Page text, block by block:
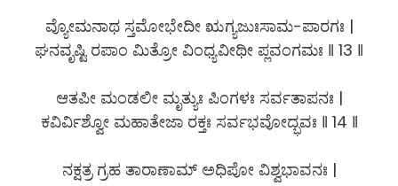
ವ್ಯೋಮನಾಥ ಸ್ತಮೋಭೇದೀ ಋಗ್ಯಜುಃಸಾಮ-ಪಾರಗಃ |
ಘನವೃಷ್ಟಿ ರಪಾಂ ಮಿತ್ರೋ ವಿಂಧ್ಯವೀಥೀ ಪ್ಲವಂಗಮಃ ‖ 13 ‖
ಆತಪೀ ಮಂಡಲೀ ಮೃತ್ಯುಃ ಪಿಂಗಳಃ ಸರ್ವತಾಪನಃ |
ಕವಿರ್ವಿಶ್ವೋ ಮಹಾತೇಜಾ ರಕ್ತಃ ಸರ್ವಭವೋದ್ಭವಃ ‖ 14 ‖
ನಕ್ಷತ್ರ ಗ್ರಹ ತಾರಾಣಾಮ್ ಅಧಿಪೋ ವಿಶ್ವಭಾವನಃ |